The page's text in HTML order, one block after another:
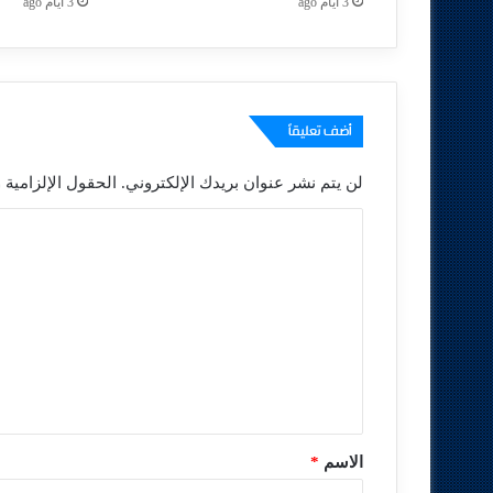
أضف تعليقاً
لن يتم نشر عنوان بريدك الإلكتروني. الحقول الإلزامية
*الاسم *